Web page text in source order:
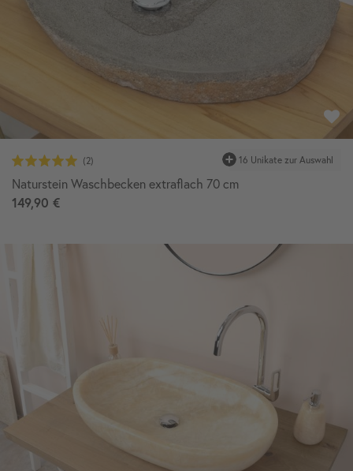
16 Unikate zur Auswahl
Naturstein Waschbecken extraflach 70 cm
149,90 €